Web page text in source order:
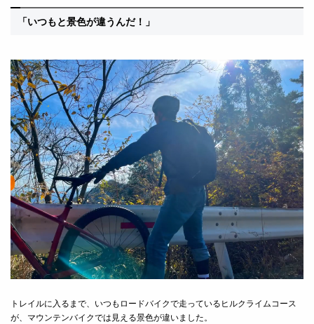
「いつもと景色が違うんだ！」
トレイルに入るまで、いつもロードバイクで走っているヒルクライムコース
が、マウンテンバイクでは見える景色が違いました。